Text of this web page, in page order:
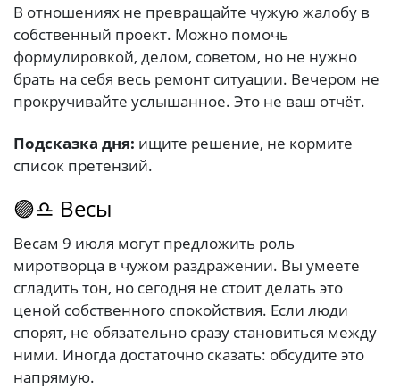
В отношениях не превращайте чужую жалобу в
собственный проект. Можно помочь
формулировкой, делом, советом, но не нужно
брать на себя весь ремонт ситуации. Вечером не
прокручивайте услышанное. Это не ваш отчёт.
Подсказка дня: ищите решение, не кормите
список претензий.
🟣♎ Весы
Весам 9 июля могут предложить роль
миротворца в чужом раздражении. Вы умеете
сгладить тон, но сегодня не стоит делать это
ценой собственного спокойствия. Если люди
спорят, не обязательно сразу становиться между
ними. Иногда достаточно сказать: обсудите это
напрямую.